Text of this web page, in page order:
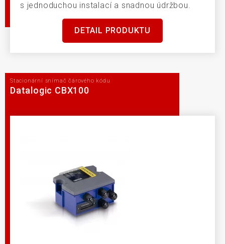
s jednoduchou instalací a snadnou údržbou.
DETAIL PRODUKTU
Stacionární snímač čárového kódu
Datalogic CBX100